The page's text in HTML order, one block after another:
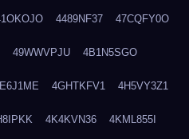
4489NF37 47CQFY0O
49WWVPJU 4B1N5SGO
4GHTKFV1 4H5VY3Z1
4K4KVN36 4KML855I